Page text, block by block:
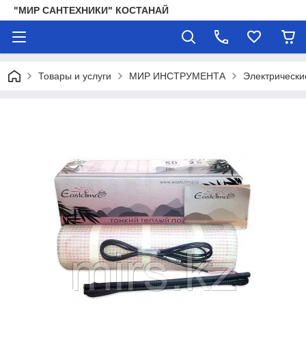
"МИР САНТЕХНИКИ" КОСТАНАЙ
Товары и услуги МИР ИНСТРУМЕНТА